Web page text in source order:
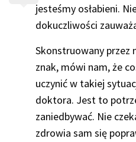
jesteśmy osłabieni.
dokuczliwości
Skonstruowany przez
znak, mówi nam, że
uczynić w takiej
doktora. Jest to
zaniedbywać. Nie
zdrowia sam się